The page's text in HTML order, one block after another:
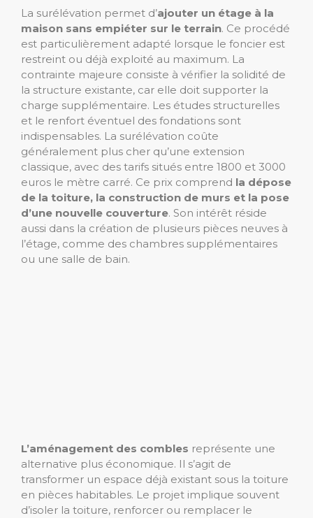
La surélévation permet d’ajouter un étage à la
maison sans empiéter sur le terrain. Ce procédé
est particulièrement adapté lorsque le foncier est
restreint ou déjà exploité au maximum. La
contrainte majeure consiste à vérifier la solidité de
la structure existante, car elle doit supporter la
charge supplémentaire. Les études structurelles
et le renfort éventuel des fondations sont
indispensables. La surélévation coûte
généralement plus cher qu’une extension
classique, avec des tarifs situés entre 1800 et 3000
euros le mètre carré. Ce prix comprend la dépose
de la toiture, la construction de murs et la pose
d’une nouvelle couverture. Son intérêt réside
aussi dans la création de plusieurs pièces neuves à
l’étage, comme des chambres supplémentaires
ou une salle de bain.
L’aménagement des combles représente une
alternative plus économique. Il s’agit de
transformer un espace déjà existant sous la toiture
en pièces habitables. Le projet implique souvent
d’isoler la toiture, renforcer ou remplacer le